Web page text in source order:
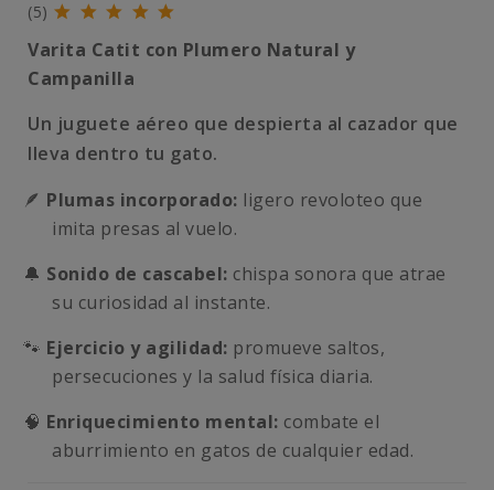
(5)
Varita Catit con Plumero Natural y
Campanilla
Un juguete aéreo que despierta al cazador que
lleva dentro tu gato.
🪶 Plumas incorporado: ligero revoloteo que
imita presas al vuelo.
🔔 Sonido de cascabel: chispa sonora que atrae
su curiosidad al instante.
🐾 Ejercicio y agilidad: promueve saltos,
persecuciones y la salud física diaria.
🧠 Enriquecimiento mental: combate el
aburrimiento en gatos de cualquier edad.